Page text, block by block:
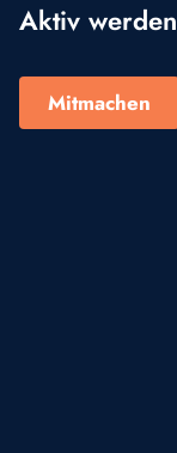
Aktiv werden
Mitmachen